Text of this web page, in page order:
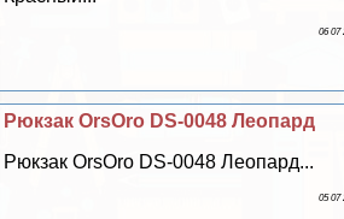
06 07
Рюкзак OrsOro DS-0048 Леопард
Рюкзак OrsOro DS-0048 Леопард...
05 07